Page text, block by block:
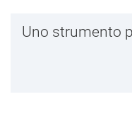
Uno strumento